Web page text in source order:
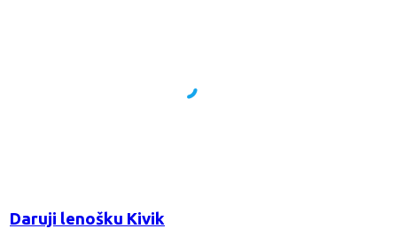
Daruji lenošku Kivik